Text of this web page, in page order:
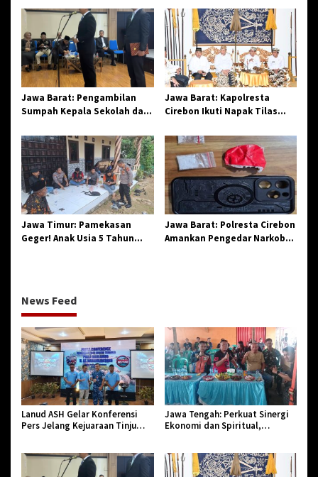
2026
Jangkar Gelar Halal Bi Halal
di Losari
Jawa Barat: Pengambilan
Sumpah Kepala Sekolah dan
Penegasan Integritas
Aparatur Pendidikan dan
Birokrasi
Jawa Barat: Kapolresta
Cirebon Ikuti Napak Tilas
Sinergi dan Pelestarian
Sejarah
Jawa Timur: Pamekasan
Geger! Anak Usia 5 Tahun
Jawa Barat: Polresta Cirebon
Amankan Pengedar Narkoba
News Feed
Lanud ASH Gelar Konferensi
Pers Jelang Kejuaraan Tinju
Jawa Tengah: Perkuat Sinergi
Ekonomi dan Spiritual,